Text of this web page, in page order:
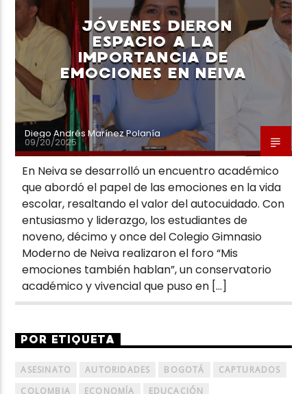
Neiva Estereo
JÓVENES DIERON
ESPACIO A LA
IMPORTANCIA DE
EMOCIONES EN NEIVA
Diego Andrés Marínez Polanía
09/20/2025
En Neiva se desarrolló un encuentro académico
que abordó el papel de las emociones en la vida
escolar, resaltando el valor del autocuidado. Con
entusiasmo y liderazgo, los estudiantes de
noveno, décimo y once del Colegio Gimnasio
Moderno de Neiva realizaron el foro “Mis
emociones también hablan”, un conservatorio
académico y vivencial que puso en […]
POR ETIQUETA
ASESINATO AUTORIDADES BOGOTÁ
CAPTURADOS
COLOMBIA
ECONOMÍA
EDUCACIÓN